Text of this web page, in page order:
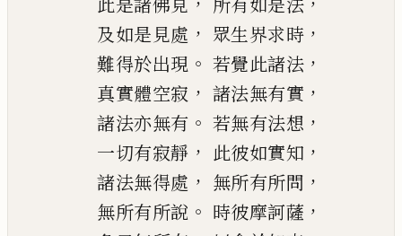
此是諸佛見 所有如是法
及如是見處 ， 眾生界求時 ，
難得於出現 。 若覺此諸法 ，
真實體空寂 ， 諸法無有實 ，
諸法亦無有 。 若無有法想 ，
一切有寂靜 ， 此彼如實知 ，
諸法無得處 ， 無所有所問 ，
無所有所說 。 時彼摩訶薩 ，